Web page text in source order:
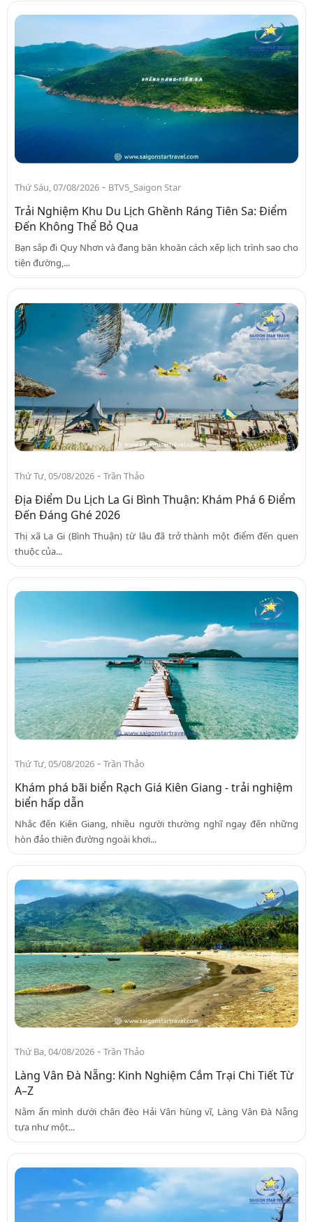
Thứ Sáu, 07/08/2026 - BTV5_Saigon Star
Trải Nghiệm Khu Du Lịch Ghềnh Ráng Tiên Sa: Điểm
Đến Không Thể Bỏ Qua
Bạn sắp đi Quy Nhơn và đang băn khoăn cách xếp lịch trình sao cho
tiện đường,...
Thứ Tư, 05/08/2026 - Trần Thảo
Địa Điểm Du Lịch La Gi Bình Thuận: Khám Phá 6 Điểm
Đến Đáng Ghé 2026
Thị xã La Gi (Bình Thuận) từ lâu đã trở thành một điểm đến quen
thuộc của...
Thứ Tư, 05/08/2026 - Trần Thảo
Khám phá bãi biển Rạch Giá Kiên Giang - trải nghiệm
biển hấp dẫn
Nhắc đến Kiên Giang, nhiều người thường nghĩ ngay đến những
hòn đảo thiên đường ngoài khơi...
Thứ Ba, 04/08/2026 - Trần Thảo
Làng Vân Đà Nẵng: Kinh Nghiệm Cắm Trại Chi Tiết Từ
A–Z
Nằm ẩn mình dưới chân đèo Hải Vân hùng vĩ, Làng Vân Đà Nẵng
tựa như một...